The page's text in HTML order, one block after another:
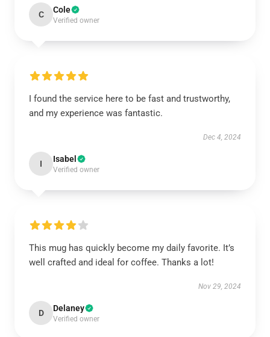
C Cole
Verified owner
I found the service here to be fast and trustworthy,
and my experience was fantastic.
Dec 4, 2024
I Isabel
Verified owner
This mug has quickly become my daily favorite. It’s
well crafted and ideal for coffee. Thanks a lot!
Nov 29, 2024
D Delaney
Verified owner